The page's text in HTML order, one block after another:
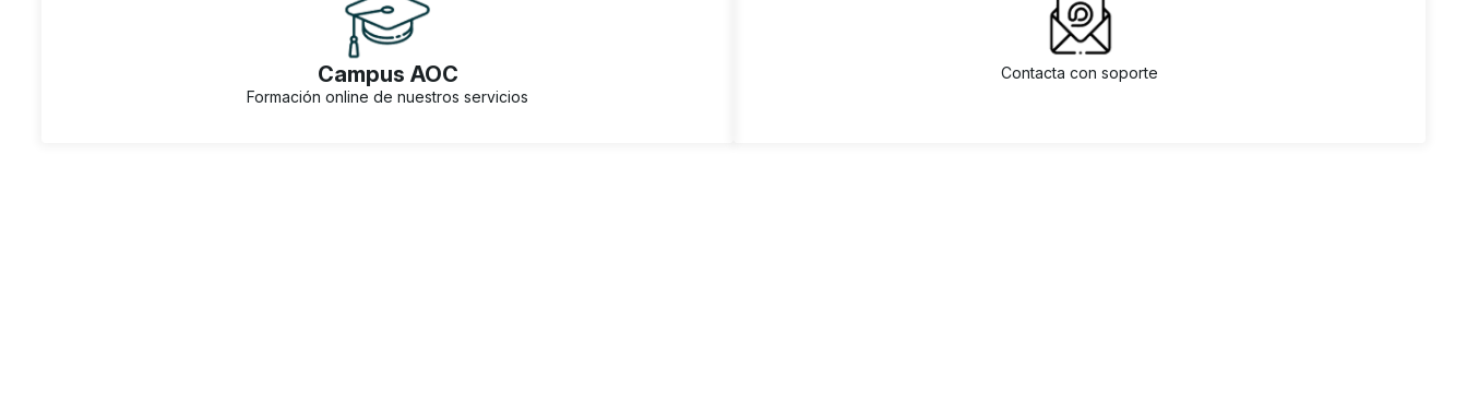
Campus AOC
Formación online de nuestros servicios
Contacta con soporte